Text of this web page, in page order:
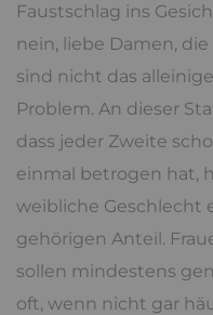
Faustschlag ins
nein, liebe Damen,
sind nicht das alleinige
Problem. An dieser
dass jeder Zweite
einmal betrogen hat,
weibliche Geschlecht
gehörigen Anteil.
sollen mindestens
oft, wenn nicht gar